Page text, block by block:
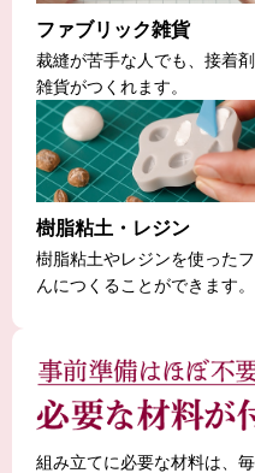
ファブリック雑貨
裁縫が苦手な人でも、接着
雑貨がつくれます。
樹脂粘土・レジン
樹脂粘土やレジンを使った
んにつくることができます。
組み立てに必要な材料は、